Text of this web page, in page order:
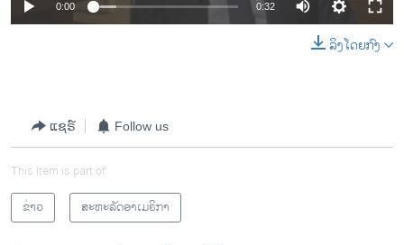
0:00 0:32
ລິງໂດຍກົງ
ແຊຣ໌ Follow us
This item is part of
ຂ່າວ
ສະຫະລັດອາເມຣິກາ